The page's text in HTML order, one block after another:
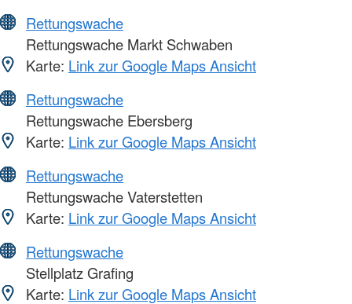
Rettungswache
Rettungswache Markt Schwaben
Karte: Link zur Google Maps Ansicht
Rettungswache
Rettungswache Ebersberg
Karte: Link zur Google Maps Ansicht
Rettungswache
Rettungswache Vaterstetten
Karte: Link zur Google Maps Ansicht
Rettungswache
Stellplatz Grafing
Karte: Link zur Google Maps Ansicht